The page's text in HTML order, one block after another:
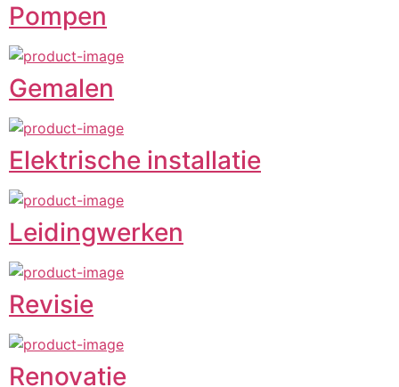
Pompen
Gemalen
Elektrische installatie
Leidingwerken
Revisie
Renovatie